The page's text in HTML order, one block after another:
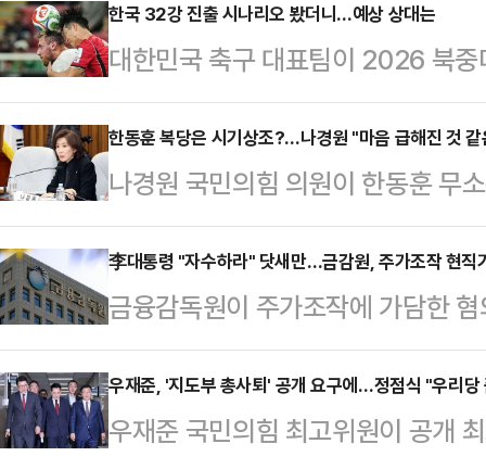
동안 백악관 예산처(OMB)와 해군,
OMB는 한국·일본 조선소 활용을
제동을 걸었다.그 결과 상원은 일부
열어주면서도, 행정부의 재량적 해
고 있다.발언, 그리고 해임이 구상
시 해군…
한국 32강 진출 시나리오 봤더니…예상 상대는
대한민국 축구 대표팀이 2026 북
시코와 운명의 맞대결을 앞두면서,
트 대진 시나리오에도 관심이 쏠리
시코와의 2차전은 축구 통계 전문
뮬레이션을 실시한 결과, 한국 승
26.6%로 예측되며 쉽지 않은 승부
경우의 보상은 확실하다.한국이 A
C·E·F·H·I…
한동훈 복당은 시기상조?…나경원 "마음 급해진 것
나경원 국민의힘 의원이 한동훈 무
것 같은데, 조금 기다려야 하지 않
디오에 출연해 "처음에는 서두르지
다"며 이같이 말했다.이어 "한 의원
이 궁금해하는 부분에 대한 명확한
의할 때는 아니라고 생각한다"고
축인 국회의원 연구모임인 '대한민
李대통령 "자수하라" 닷새만…금감원, 주가조작 현직
금융감독원이 주가조작에 가담한
대통령이 '기자 선행매매'를 꼬집으
벌감면에 신고포상금도 지급되니
금융감독원은 18일 금감원 자본시
우재준, '지도부 총사퇴' 공개 요구에…정점식 "우리당
우재준 국민의힘 최고위원이 공개